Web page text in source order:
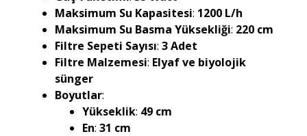
Maksimum Su Kapasitesi: 1200 L/h
Maksimum Su Basma Yüksekliği: 220 cm
Filtre Sepeti Sayısı: 3 Adet
Filtre Malzemesi: Elyaf ve biyolojik
sünger
Boyutlar:
Yükseklik: 49 cm
En: 31 cm